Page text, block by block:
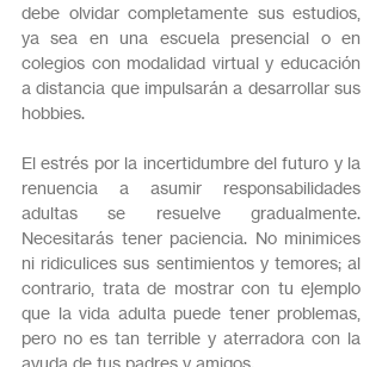
debe olvidar completamente sus estudios,
ya sea en una escuela presencial o en
colegios con modalidad virtual y educación
a distancia que impulsarán a desarrollar sus
hobbies.
El estrés por la incertidumbre del futuro y la
renuencia a asumir responsabilidades
adultas se resuelve gradualmente.
Necesitarás tener paciencia. No minimices
ni ridiculices sus sentimientos y temores; al
contrario, trata de mostrar con tu ejemplo
que la vida adulta puede tener problemas,
pero no es tan terrible y aterradora con la
ayuda de tus padres y amigos.